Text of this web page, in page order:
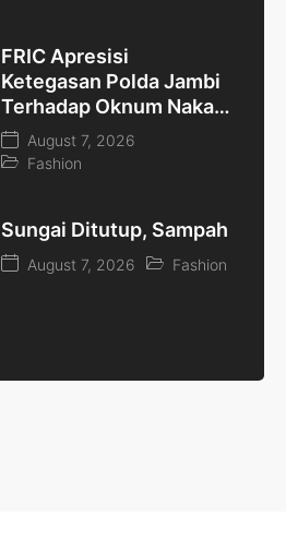
FRIC Apresisi
Ketegasan Polda Jambi
Terhadap Oknum Nakal
Diduga Penipuan
Rekrutmen Polri “Jangan
August 7, 2026
Fashion
Sungai Ditutup, Sampah
August 7, 2026 Fashion